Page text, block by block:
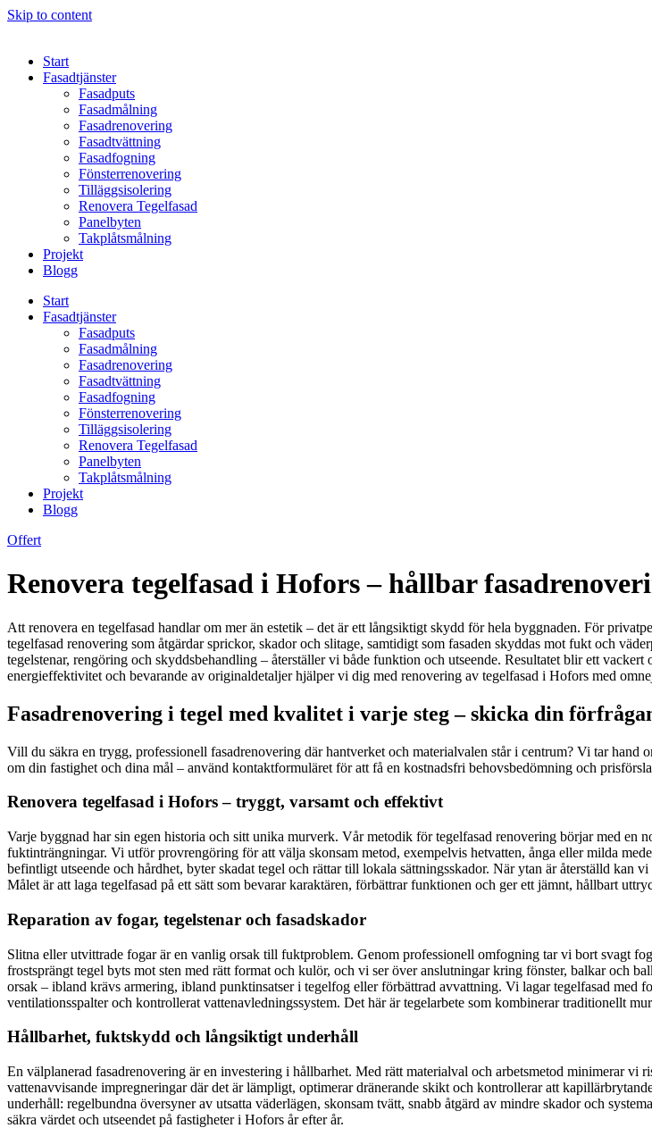
Skip to content
Start
Fasadtjänster
Fasadputs
Fasadmålning
Fasadrenovering
Fasadtvättning
Fasadfogning
Fönsterrenovering
Tilläggsisolering
Renovera Tegelfasad
Panelbyten
Takplåtsmålning
Projekt
Blogg
Start
Fasadtjänster
Fasadputs
Fasadmålning
Fasadrenovering
Fasadtvättning
Fasadfogning
Fönsterrenovering
Tilläggsisolering
Renovera Tegelfasad
Panelbyten
Takplåtsmålning
Projekt
Blogg
Offert
Renovera tegelfasad i Hofors – hållbar
Att renovera en tegelfasad handlar om mer än estetik – det är ett långsiktigt skydd för hela byggnaden. För
tegelfasad renovering som åtgärdar sprickor, skador och slitage, samtidigt som fasaden skyddas mot fukt och
tegelstenar, rengöring och skyddsbehandling – återställer vi både funktion och utseende. Resultatet blir ett
energieffektivitet och bevarande av originaldetaljer hjälper vi dig med renovering av tegelfasad i Hofors med
Fasadrenovering i tegel med kvalitet i varje steg – skicka din
Vill du säkra en trygg, professionell fasadrenovering där hantverket och materialvalen står i centrum? Vi tar
om din fastighet och dina mål – använd kontaktformuläret för att få en kostnadsfri behovsbedömning och
Renovera tegelfasad i Hofors – tryggt, varsamt och effektivt
Varje byggnad har sin egen historia och sitt unika murverk. Vår metodik för tegelfasad renovering börjar med en
fuktinträngningar. Vi utför provrengöring för att välja skonsam metod, exempelvis hetvatten, ånga eller milda
befintligt utseende och hårdhet, byter skadat tegel och rättar till lokala sättningsskador. När ytan är återställd kan
Målet är att laga tegelfasad på ett sätt som bevarar karaktären, förbättrar funktionen och ger ett jämnt, hållbart
Reparation av fogar, tegelstenar och fasadskador
Slitna eller utvittrade fogar är en vanlig orsak till fuktproblem. Genom professionell omfogning tar vi bort svagt
frostsprängt tegel byts mot sten med rätt format och kulör, och vi ser över anslutningar kring fönster, balkar och
orsak – ibland krävs armering, ibland punktinsatser i tegelfog eller förbättrad avvattning. Vi lagar tegelfasad
ventilationsspalter och kontrollerat vattenavledningssystem. Det här är tegelarbete som kombinerar traditionellt
Hållbarhet, fuktskydd och långsiktigt underhåll
En välplanerad fasadrenovering är en investering i hållbarhet. Med rätt materialval och arbetsmetod minimerar
vattenavvisande impregneringar där det är lämpligt, optimerar dränerande skikt och kontrollerar att
underhåll: regelbundna översyner av utsatta väderlägen, skonsam tvätt, snabb åtgärd av mindre skador och
säkra värdet och utseendet på fastigheter i Hofors år efter år.